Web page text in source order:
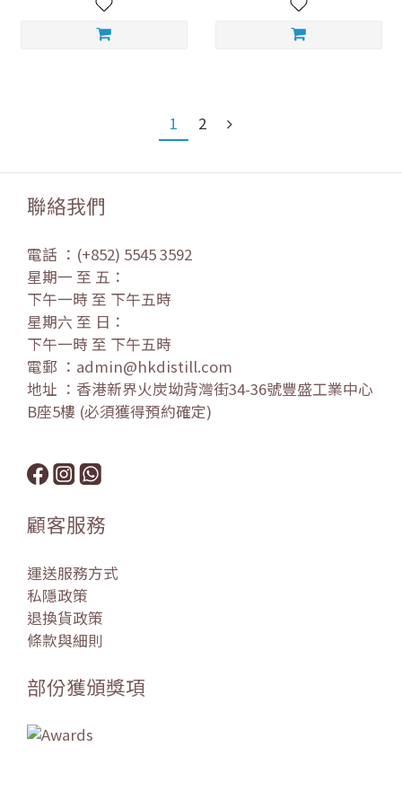
1 2
聯絡我們
電話 ：(+852) 5545 3592
星期一 至 五：
下午一時 至 下午五時
星期六 至 日：
下午一時 至 下午五時
電郵 ：admin@hkdistill.com
地址 ：香港新界火炭坳背灣街34-36號豐盛工業中心
B座5樓 (必須獲得預約確定)
顧客服務
運送服務方式
私隱政策
退換貨政策
條款與細則
部份獲頒獎項